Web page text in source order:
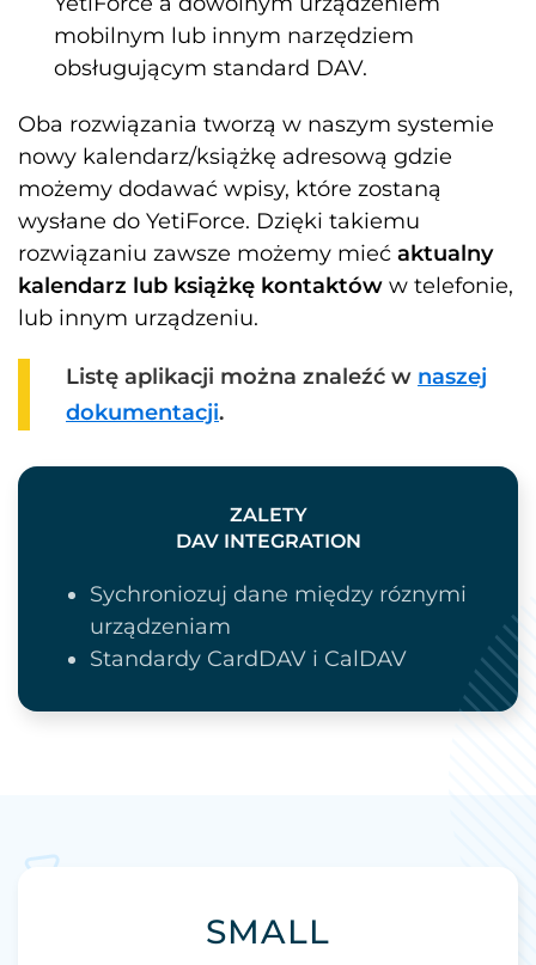
mobilnym lub innym narzędziem
obsługującym standard DAV.
Oba rozwiązania tworzą w naszym systemie
nowy kalendarz/książkę adresową gdzie
możemy dodawać wpisy, które zostaną
wysłane do YetiForce. Dzięki takiemu
rozwiązaniu zawsze możemy mieć aktualny
kalendarz lub książkę kontaktów w telefonie,
lub innym urządzeniu.
Listę aplikacji można znaleźć w naszej
dokumentacji.
ZALETY
DAV INTEGRATION
Sychroniozuj dane między róznymi
urządzeniam
Standardy CardDAV i CalDAV
SMALL